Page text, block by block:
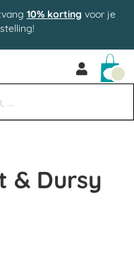
10% korting voor je
& Dursy